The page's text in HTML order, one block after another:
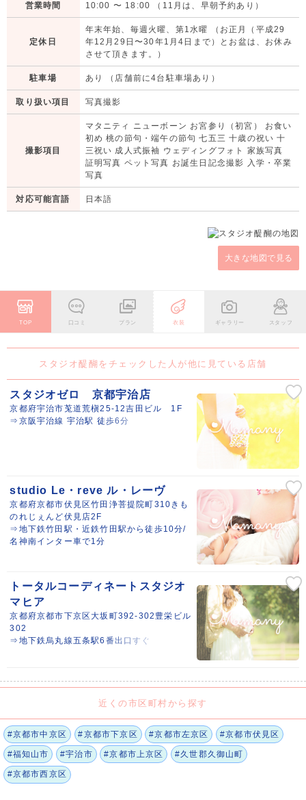
営業時間 10:00 〜 18:00 （11月は、早朝予約あり）
定休日
年末年始、毎週火曜、第1水曜 （お正月（平成29
年12月29日〜30年1月4日まで）とお盆は、お休み
させて頂きます。）
駐車場 あり （店舗前に4台駐車場あり）
取り扱い項目 写真撮影
撮影項目
マタニティ ニューボーン お宮参り（初宮） お食い
初め 桃の節句・端午の節句 七五三 十歳の祝い 十
三祝い 成人式振袖 ウェディングフォト 家族写真
証明写真 ペット写真 お誕生日記念撮影 入学・卒業
写真
対応可能言語 日本語
大きな地図で見る
TOP 口コミ プラン 衣装 ギャラリー スタッフ
スタジオ醍醐をチェックした人が他に見ている店舗
スタジオゼロ 京都宇治店
京都府宇治市莵道荒槇25-12吉田ビル 1F
⇒京阪宇治線 宇治駅 徒歩6分
studio Le・reve ル・レーヴ
京都府京都市伏見区竹田浄菩提院町310きも
のれじぇんど伏見店2F
⇒地下鉄竹田駅・近鉄竹田駅から徒歩10分/
名神南インター車で1分
トータルコーディネートスタジオ
マヒア
京都府京都市下京区大坂町392-302豊栄ビル
302
⇒地下鉄烏丸線五条駅6番出口すぐ
近くの市区町村から探す
#京都市中京区 #京都市下京区 #京都市左京区 #京都市伏見区
#福知山市 #宇治市 #京都市上京区 #久世郡久御山町
#京都市西京区